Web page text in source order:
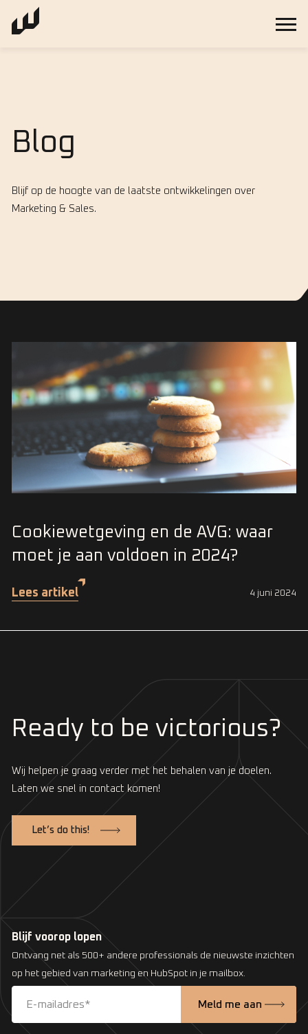
Blog
Blijf op de hoogte van de laatste ontwikkelingen over
Marketing & Sales.
Cookiewetgeving en de AVG: waar
moet je aan voldoen in 2024?
Lees artikel 4 juni 2024
Ready to be victorious?
Wij helpen je graag verder met het behalen van je doelen.
Laten we snel in contact komen!
Let’s do this!
Blijf voorop lopen
Ontvang net als 500+ andere professionals de nieuwste inzichten
op het gebied van marketing en HubSpot in je mailbox.